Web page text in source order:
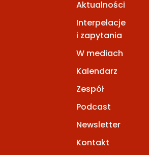
Aktualności
Interpelacje
i zapytania
W mediach
Kalendarz
Zespół
Podcast
Newsletter
Kontakt